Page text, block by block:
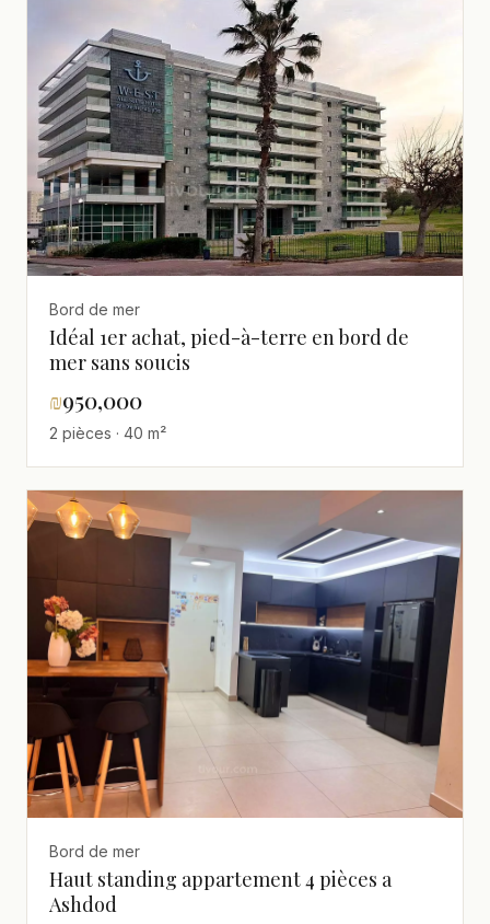
Bord de mer
Idéal 1er achat, pied-à-terre en bord de
mer sans soucis
₪950,000
2 pièces · 40 m²
Bord de mer
Haut standing appartement 4 pièces a
Ashdod